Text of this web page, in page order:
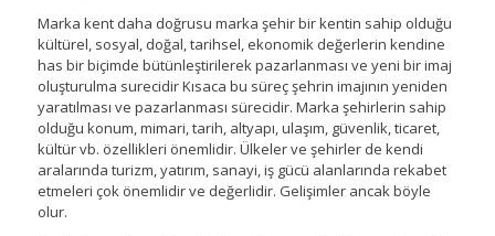
Marka kent daha doğrusu marka şehir bir kentin sahip olduğu
kültürel, sosyal, doğal, tarihsel, ekonomik değerlerin kendine
has bir biçimde bütünleştirilerek pazarlanması ve yeni bir imaj
oluşturulma surecidir Kısaca bu süreç şehrin imajının yeniden
yaratılması ve pazarlanması sürecidir. Marka şehirlerin sahip
olduğu konum, mimari, tarih, altyapı, ulaşım, güvenlik, ticaret,
kültür vb. özellikleri önemlidir. Ülkeler ve şehirler de kendi
aralarında turizm, yatırım, sanayi, iş gücü alanlarında rekabet
etmeleri çok önemlidir ve değerlidir. Gelişimler ancak böyle
olur.